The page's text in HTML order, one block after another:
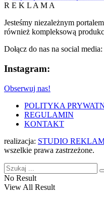
R E K L A M A
Jesteśmy niezależnym
również kompleksową
Dołącz do nas na social media:
Instagram:
Obserwuj nas!
POLITYKA
REGULAMIN
KONTAKT
realizacja: STUDIO
wszelkie prawa zastrzeżone.
No Result
View All Result